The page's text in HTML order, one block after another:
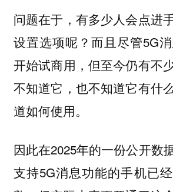
问题在于，有多少人会点进
设置选项呢？而且尽管5G
开始试商用，但至今仍有不
不知道它，也不知道它有什
道如何使用。
因此在2025年的一份公开数
支持5G消息功能的手机已